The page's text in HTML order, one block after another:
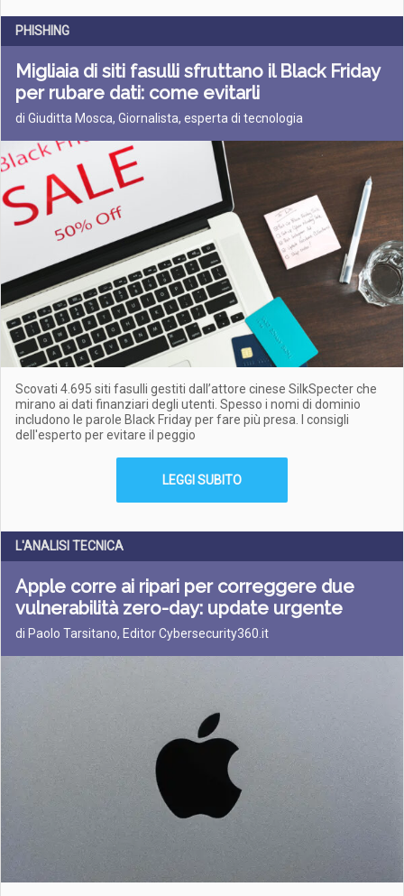
PHISHING
Migliaia di siti fasulli sfruttano il Black Friday
per rubare dati: come evitarli
di Giuditta Mosca, Giornalista, esperta di tecnologia
Scovati 4.695 siti fasulli gestiti dall’attore cinese SilkSpecter che
mirano ai dati finanziari degli utenti. Spesso i nomi di dominio
includono le parole Black Friday per fare più presa. I consigli
dell'esperto per evitare il peggio
LEGGI SUBITO
L'ANALISI TECNICA
Apple corre ai ripari per correggere due
vulnerabilità zero-day: update urgente
di Paolo Tarsitano, Editor Cybersecurity360.it